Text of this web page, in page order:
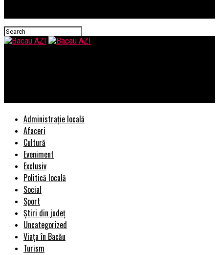
Administrație locală
Afaceri
Cultură
Eveniment
Exclusiv
Politică locală
Social
Sport
Știri din județ
Uncategorized
Viața în Bacău
Turism